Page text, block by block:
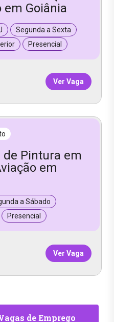
em Goiânia
Segunda a Sexta
Presencial
Ver Vaga
Pintura em
em
a Sábado
Presencial
Ver Vaga
de Emprego